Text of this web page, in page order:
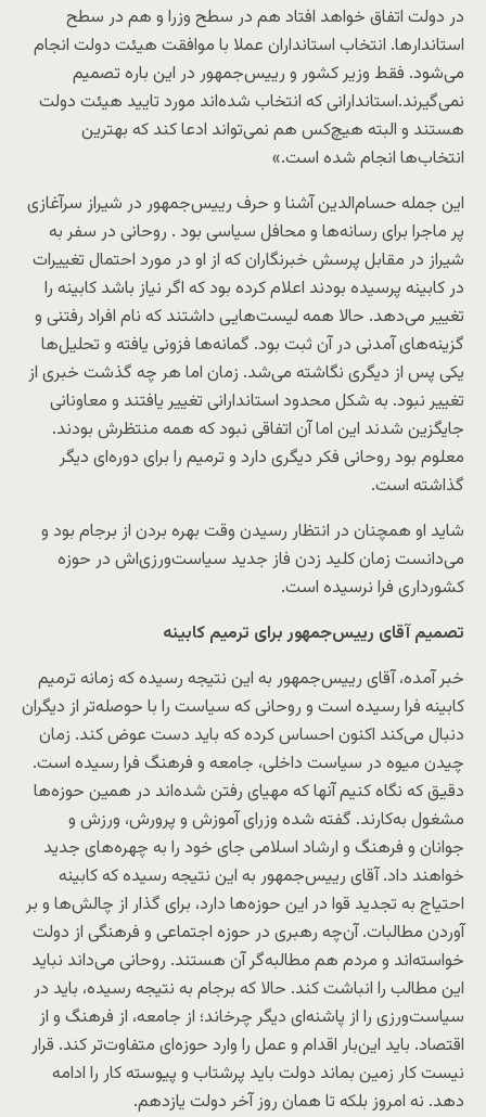
در دولت اتفاق خواهد افتاد هم در سطح وزرا و هم در سطح
استاندارها. انتخاب استانداران عملا با موافقت هیئت دولت انجام
می‌شود. فقط وزیر کشور و رییس‌جمهور در این باره تصمیم
نمی‌گیرند.استاندارانی که انتخاب شده‌اند مورد تایید هیئت دولت
هستند و البته هیچ‌کس هم نمی‌تواند ادعا کند که بهترین
انتخاب‌ها انجام شده است.»
این جمله حسام‌الدین آشنا و حرف رییس‌جمهور در شیراز سرآغازی
پر ماجرا برای رسانه‌ها و محافل سیاسی بود . روحانی در سفر به
شیراز در مقابل پرسش خبرنگاران که از او در مورد احتمال تغییرات
در کابینه پرسیده بودند اعلام کرده بود که اگر نیاز باشد کابینه را
تغییر می‌دهد. حالا همه لیست‌هایی داشتند که نام افراد رفتنی و
گزینه‌های آمدنی در آن ثبت بود. گمانه‌ها فزونی یافته و تحلیل‌ها
یکی پس از دیگری نگاشته می‌شد. زمان اما هر چه گذشت خبری از
تغییر نبود. به شکل محدود استاندارانی تغییر یافتند و معاونانی
جایگزین شدند این اما آن اتفاقی نبود که همه منتظرش بودند.
معلوم بود روحانی فکر دیگری دارد و ترمیم را برای دوره‌ای دیگر
گذاشته است.
شاید او همچنان در انتظار رسیدن وقت بهره بردن از برجام بود و
می‌دانست زمان کلید زدن فاز جدید سیاست‌ورزی‌اش در حوزه
کشورداری فرا نرسیده است.
تصمیم آقای رییس‌جمهور برای ترمیم کابینه
خبر آمده، آقای رییس‌جمهور به این نتیجه رسیده که زمانه ترمیم
کابینه فرا رسیده است و روحانی که سیاست را با حوصله‌تر از دیگران
دنبال می‌کند اکنون احساس کرده که باید دست عوض کند. زمان
چیدن میوه در سیاست داخلی، جامعه و فرهنگ فرا رسیده است.
دقیق که نگاه کنیم آنها که مهیای رفتن شده‌اند در همین حوزه‌ها
مشغول به‌کارند. گفته شده وزرای آموزش و پرورش، ورزش و
جوانان و فرهنگ و ارشاد اسلامی جای خود را به چهره‌های جدید
خواهند داد. آقای رییس‌جمهور به این نتیجه رسیده که کابینه
احتیاج به تجدید قوا در این حوزه‌ها دارد، برای گذار از چالش‌ها و بر
آوردن مطالبات. آن‌چه رهبری در حوزه اجتماعی و فرهنگی از دولت
خواسته‌اند و مردم هم مطالبه‌گر آن هستند. روحانی می‌داند نباید
این مطالب را انباشت کند. حالا که برجام به نتیجه رسیده، باید در
سیاست‌ورزی را از پاشنه‌ای دیگر چرخاند؛ از جامعه، از فرهنگ و از
اقتصاد. باید این‌بار اقدام و عمل را وارد حوزه‌ای متفاوت‌تر کند. قرار
نیست کار زمین بماند دولت باید پرشتاب و پیوسته کار را ادامه
دهد. نه امروز بلکه تا همان روز آخر دولت یازدهم.